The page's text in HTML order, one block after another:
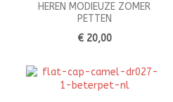
HEREN MODIEUZE ZOMER
PETTEN
€ 20,00